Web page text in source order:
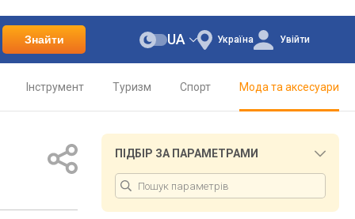
Знайти Україна
UA Увійти
Інструмент Туризм Спорт Мода та аксесуари
ПІДБІР ЗА ПАРАМЕТРАМИ